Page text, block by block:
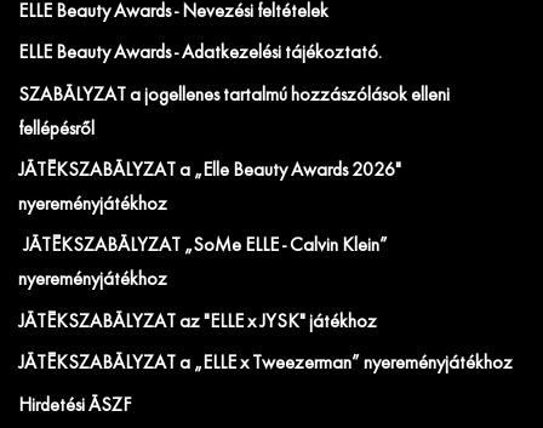
ELLE Beauty Awards - Nevezési feltételek
ELLE Beauty Awards - Adatkezelési tájékoztató.
SZABÁLYZAT a jogellenes tartalmú hozzászólások elleni
fellépésről
JÁTÉKSZABÁLYZAT a „Elle Beauty Awards 2026"
nyereményjátékhoz
JÁTÉKSZABÁLYZAT „SoMe ELLE - Calvin Klein”
nyereményjátékhoz
JÁTÉKSZABÁLYZAT az "ELLE x JYSK" játékhoz
JÁTÉKSZABÁLYZAT a „ELLE x Tweezerman” nyereményjátékhoz
Hirdetési ÁSZF